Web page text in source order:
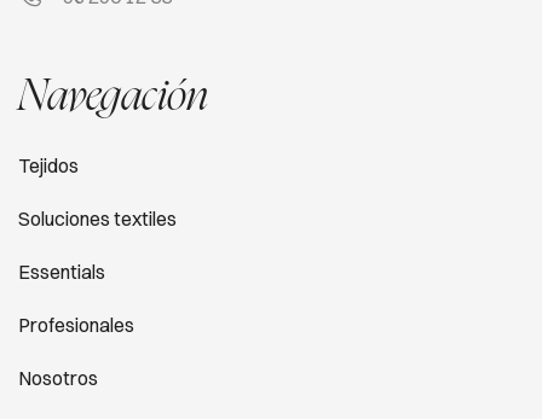
Navegación
Tejidos
Soluciones textiles
Essentials
Profesionales
Nosotros